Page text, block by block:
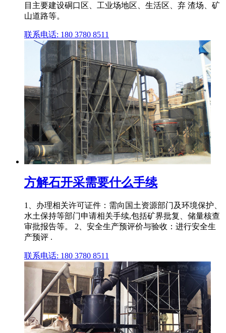
目主要建设硐口区、工业场地区、生活区、弃 渣场、矿
山道路等。
联系电话: 180 3780 8511
方解石开采需要什么手续
1、办理相关许可证件：需向国土资源部门及环境保护、
水土保持等部门申请相关手续,包括矿界批复、储量核查
审批报告等。 2、安全生产预评价与验收：进行安全生
产预评 .
联系电话: 180 3780 8511